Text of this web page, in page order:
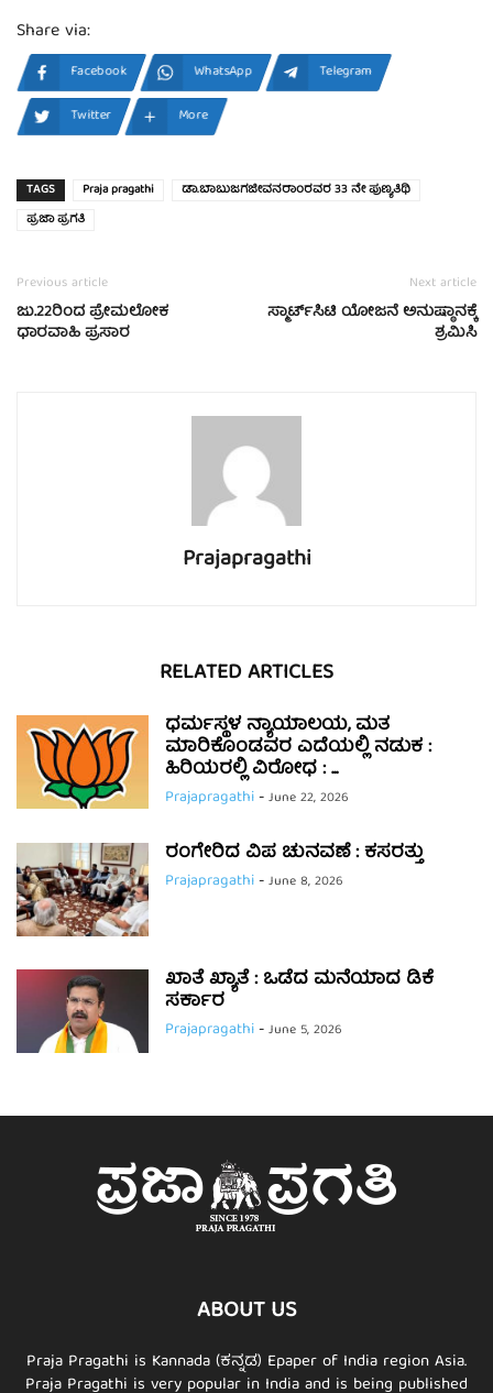
Share via:
Facebook WhatsApp
Telegram
Twitter
More
TAGS Praja pragathi
ಡಾ.ಬಾಬುಜಗಜೀವನರಾಂರವರ 33 ನೇ ಪುಣ್ಯತಿಥಿ
ಪ್ರಜಾ ಪ್ರಗತಿ
Previous article
ಜು.22ರಿಂದ ಪ್ರೇಮಲೋಕ
ಧಾರವಾಹಿ ಪ್ರಸಾರ
Next article
ಸ್ಮಾರ್ಟ್‍ಸಿಟಿ ಯೋಜನೆ ಅನುಷ್ಠಾನಕ್ಕೆ
ಶ್ರಮಿಸಿ
Prajapragathi
RELATED ARTICLES
ಧರ್ಮಸ್ಥಳ ನ್ಯಾಯಾಲಯ, ಮತ
ಮಾರಿಕೊಂಡವರ ಎದೆಯಲ್ಲಿ ನಡುಕ :
ಹಿರಿಯರಲ್ಲಿ ವಿರೋಧ : ...
Prajapragathi-June 22, 2026
ರಂಗೇರಿದ ವಿಪ ಚುನವಣೆ : ಕಸರತ್ತು
Prajapragathi-June 8, 2026
ಖಾತೆ ಖ್ಯಾತೆ : ಒಡೆದ ಮನೆಯಾದ ಡಿಕೆ
ಸರ್ಕಾರ
Prajapragathi-June 5, 2026
ABOUT US
Praja Pragathi is Kannada (ಕನ್ನಡ) Epaper of India region Asia.
Praja Pragathi is very popular in India and is being published